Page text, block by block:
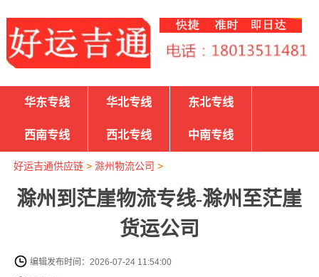
华东专线 华北专线 东北专线
西南专线 西北专线 中南专线
好运吉通供应链> 滁州物流公司 >
滁州到茫崖物流专线-滁州至茫崖
货运公司
编辑发布时间：2026-07-24 11:54:00